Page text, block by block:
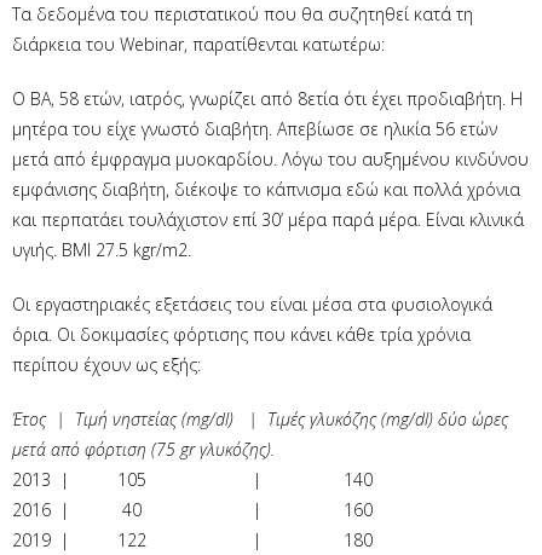
Τα δεδομένα του περιστατικού που θα συζητηθεί κατά τη
διάρκεια του Webinar, παρατίθενται κατωτέρω:
Ο ΒΑ, 58 ετών, ιατρός, γνωρίζει από 8ετία ότι έχει προδιαβήτη. Η
μητέρα του είχε γνωστό διαβήτη. Απεβίωσε σε ηλικία 56 ετών
μετά από έμφραγμα μυοκαρδίου. Λόγω του αυξημένου κινδύνου
εμφάνισης διαβήτη, διέκοψε το κάπνισμα εδώ και πολλά χρόνια
και περπατάει τουλάχιστον επί 30’ μέρα παρά μέρα. Είναι κλινικά
υγιής. BMI 27.5 kgr/m2.
Οι εργαστηριακές εξετάσεις του είναι μέσα στα φυσιολογικά
όρια. Οι δοκιμασίες φόρτισης που κάνει κάθε τρία χρόνια
περίπου έχουν ως εξής:
Έτος | Τιμή νηστείας (mg/dl) | Τιμές γλυκόζης (mg/dl) δύο ώρες
μετά από φόρτιση (75 gr γλυκόζης).
2013 | 105 | 140
2016 | 40 | 160
2019 | 122 | 180